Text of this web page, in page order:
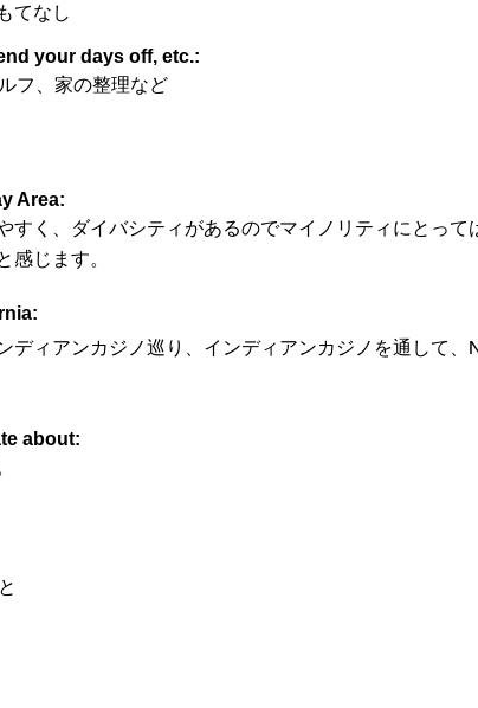
てなし
your days off, etc.:
フ、家の整理など
Area:
すく、ダイバシティがあるのでマイノリティにとっ
感じます。
ディアンカジノ巡り、インディアンカジノを通して
about: